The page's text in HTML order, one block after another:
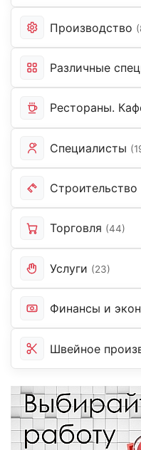
Производство
Различные
Рестораны.
Специалисты
Торговля (44)
Услуги (23)
Финансы и
Швейное